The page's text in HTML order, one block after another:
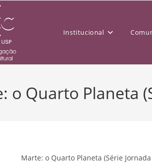
Institucional
o Quarto Planeta
Marte: o Quarto Planeta (Série